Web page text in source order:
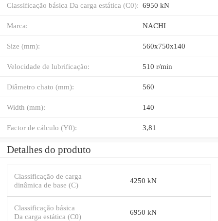
Classificação básica Da carga estática (C0): 6950 kN
Marca: NACHI
Size (mm): 560x750x140
Velocidade de lubrificação: 510 r/min
Diâmetro chato (mm): 560
Width (mm): 140
Factor de cálculo (Y0): 3,81
Detalhes do produto
Classificação de carga
dinâmica de base (C)
4250 kN
Classificação básica
Da carga estática (C0)
6950 kN